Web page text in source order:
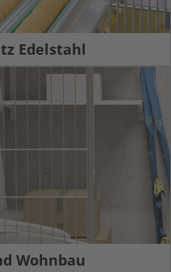
Edelstahl
Wohnbau